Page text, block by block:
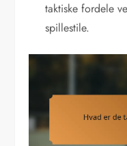
taktiske fordele
spillestile.